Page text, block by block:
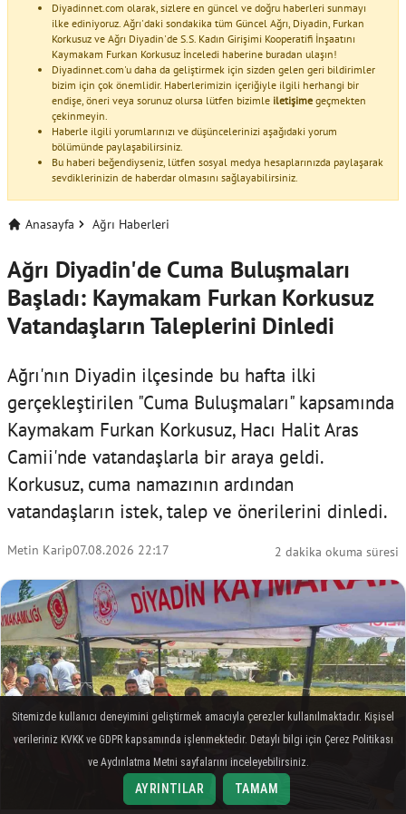
Diyadinnet.com olarak, sizlere en güncel ve doğru haberleri sunmayı
ilke ediniyoruz. Ağrı'daki sondakika tüm Güncel Ağrı, Diyadin, Furkan
Korkusuz ve Ağrı Diyadin'de S.S. Kadın Girişimi Kooperatifi İnşaatını
Kaymakam Furkan Korkusuz İnceledi haberine buradan ulaşın!
Diyadinnet.com'u daha da geliştirmek için sizden gelen geri bildirimler
bizim için çok önemlidir. Haberlerimizin içeriğiyle ilgili herhangi bir
endişe, öneri veya sorunuz olursa lütfen bizimle iletişime geçmekten
çekinmeyin.
Haberle ilgili yorumlarınızı ve düşüncelerinizi aşağıdaki yorum
bölümünde paylaşabilirsiniz.
Bu haberi beğendiyseniz, lütfen sosyal medya hesaplarınızda paylaşarak
sevdiklerinizin de haberdar olmasını sağlayabilirsiniz.
Anasayfa Ağrı Haberleri
Ağrı Diyadin'de Cuma Buluşmaları
Başladı: Kaymakam Furkan Korkusuz
Vatandaşların Taleplerini Dinledi
Ağrı'nın Diyadin ilçesinde bu hafta ilki
gerçekleştirilen "Cuma Buluşmaları" kapsamında
Kaymakam Furkan Korkusuz, Hacı Halit Aras
Camii'nde vatandaşlarla bir araya geldi.
Korkusuz, cuma namazının ardından
vatandaşların istek, talep ve önerilerini dinledi.
Metin Karip07.08.2026 22:17 2 dakika okuma süresi
Sitemizde kullanıcı deneyimini geliştirmek amacıyla çerezler kullanılmaktadır. Kişisel
verileriniz KVKK ve GDPR kapsamında işlenmektedir. Detaylı bilgi için Çerez Politikası
ve Aydınlatma Metni sayfalarını inceleyebilirsiniz.
AYRINTILAR TAMAM